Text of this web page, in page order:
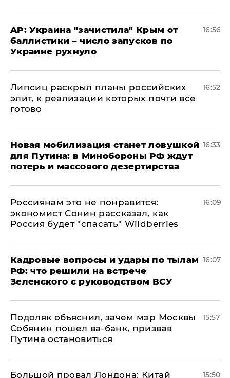
AP: Украина "зачистила" Крым от
баллистики – число запусков по
Украине рухнуло
16:56
Липсиц раскрыл планы российских
элит, к реализации которых почти все
готово
16:52
​Новая мобилизация станет ловушкой
для Путина: в Минобороны РФ ждут
потерь и массового дезертирства
16:33
Россиянам это не понравится:
экономист Сонин рассказал, как
Россия будет "спасать" Wildberries
16:09
Кадровые вопросы и удары по тылам
РФ: что решили на встрече
Зеленского с руководством ВСУ
16:07
Подоляк объяснил, зачем мэр Москвы
Собянин пошел ва-банк, призвав
Путина остановиться
15:57
Большой провал Лондона: Китай
15:50